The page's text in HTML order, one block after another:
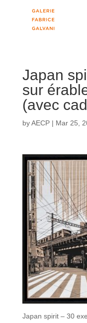
Japan
sur
(avec
byAECP| Mar 25,
Japan spirit – 30